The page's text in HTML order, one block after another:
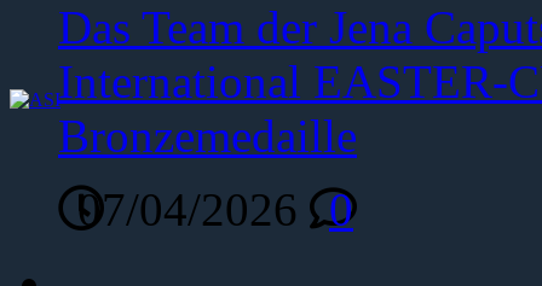
Das Team der Jena
International EASTER-
Bronzemedaille
07/04/2026
0